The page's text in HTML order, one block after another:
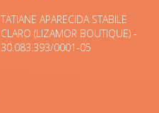
TATIANE APARECIDA STABILE
CLARO (LIZAMOR BOUTIQUE) -
30.083.393/0001-05